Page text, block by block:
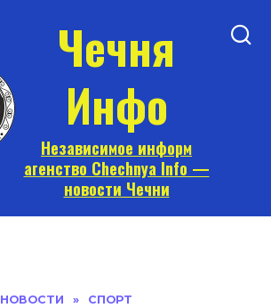
Чечня
Инфо
Независимое информ
агенство Chechnya Info —
новости Чечни
НОВОСТИ » СПОРТ